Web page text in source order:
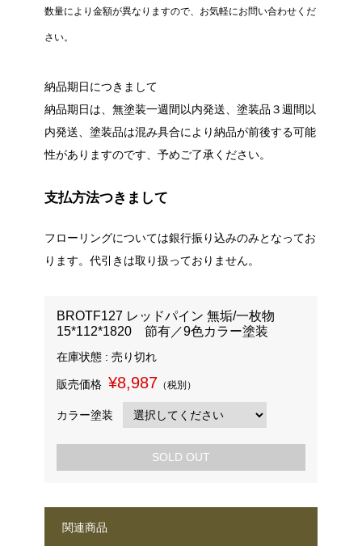
数量により金額が異なりますので、お気軽にお問い合わせくだ
さい。
納品期日につきまして
納品期日は、無塗装一週間以内発送、塗装品３週間以
内発送、塗装品は混み具合により納品が前後する可能
性がありますのです、予めご了承ください。
支払方法つきまして
フローリングについては銀行振り込みのみとなってお
ります。代引きは取り扱っておりません。
BROTF127 レッドパイン 無垢/一枚物
15*112*1820 節有／9色カラー塗装
在庫状態 : 売り切れ
販売価格 ¥8,987 （税別）
カラー塗装
SOLD OUT
関連商品